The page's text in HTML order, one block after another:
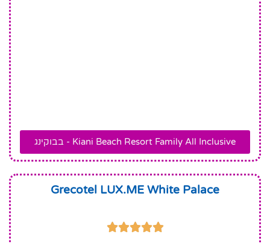
Kiani Beach Resort Family All Inclusive - בבוקינג
Grecotel LUX.ME White Palace




